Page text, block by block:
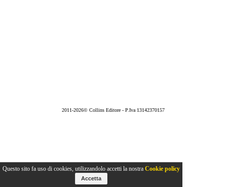
2011-2026© Collins Editore - P.Iva 13142370157
Questo sito fa uso di cookies, utilizzandolo accetti la nostra Cookie policy
Accetta